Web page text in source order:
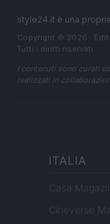
style24.it è una
Copyright © 2026 ·
Tutti i diritti riservati
I contenuti sono curati
realizzati in
ITALIA
Casa
Cineverse